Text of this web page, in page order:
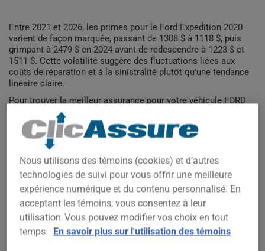
Entre 2021 et 2026, les primes pour le Ford Expedition 2020
varient de façon marquée, passant de 1308 $ à 1118 $, puis
grimpant à 2479 $ en 2024 avant de redescendre à 1223 $ et
1511 $. Cette volatilité suggère des fluctuations liées aux
coûts de réparation et à la sinistralité plutôt qu'une tendance
linéaire claire.
Pour trouver la meilleur assurance pour votre véhicule FORD
EXPEDITION 2020, il est plus important que jamais de
comparer les options disponibles.
1 750$
2 000$
2 500$
Nous utilisons des témoins (cookies) et d’autres
technologies de suivi pour vous offrir une meilleure
expérience numérique et du contenu personnalisé. En
acceptant les témoins, vous consentez à leur
utilisation. Vous pouvez modifier vos choix en tout
temps. En savoir plus sur l'utilisation des témoins